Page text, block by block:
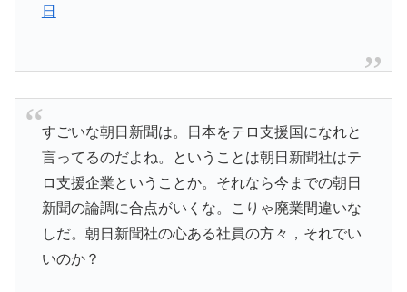
日
すごいな朝日新聞は。日本をテロ支援国になれと
言ってるのだよね。ということは朝日新聞社はテ
ロ支援企業ということか。それなら今までの朝日
新聞の論調に合点がいくな。こりゃ廃業間違いな
しだ。朝日新聞社の心ある社員の方々，それでい
いのか？